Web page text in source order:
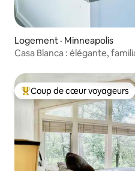
Logement · Minneapolis
Casa Blanca : élégante,
Coup de cœur voyageurs
Coup de cœur voyageurs